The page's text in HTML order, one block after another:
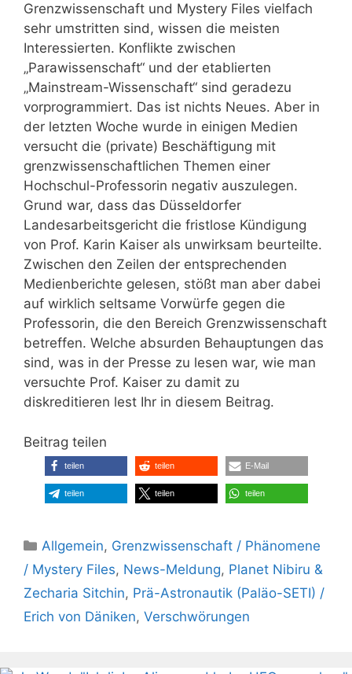
Grenzwissenschaft und Mystery Files vielfach
sehr umstritten sind, wissen die meisten
Interessierten. Konflikte zwischen
„Parawissenschaft“ und der etablierten
„Mainstream-Wissenschaft“ sind geradezu
vorprogrammiert. Das ist nichts Neues. Aber in
der letzten Woche wurde in einigen Medien
versucht die (private) Beschäftigung mit
grenzwissenschaftlichen Themen einer
Hochschul-Professorin negativ auszulegen.
Grund war, dass das Düsseldorfer
Landesarbeitsgericht die fristlose Kündigung
von Prof. Karin Kaiser als unwirksam beurteilte.
Zwischen den Zeilen der entsprechenden
Medienberichte gelesen, stößt man aber dabei
auf wirklich seltsame Vorwürfe gegen die
Professorin, die den Bereich Grenzwissenschaft
betreffen. Welche absurden Behauptungen das
sind, was in der Presse zu lesen war, wie man
versuchte Prof. Kaiser zu damit zu
diskreditieren lest Ihr in diesem Beitrag.
Beitrag teilen
teilen teilen E-Mail
teilen teilen teilen
Kategorien
Allgemein, Grenzwissenschaft / Phänomene
/ Mystery Files, News-Meldung, Planet Nibiru &
Zecharia Sitchin, Prä-Astronautik (Paläo-SETI) /
Erich von Däniken, Verschwörungen